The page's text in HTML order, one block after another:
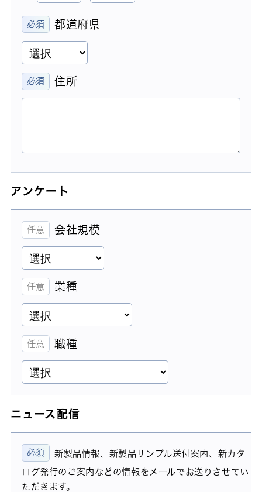
都道府県
住所
アンケート
会社規模
業種
職種
ニュース配信
新製品情報、新製品サンプル送付案内、新カタ
ログ発行のご案内などの情報をメールでお送りさせてい
ただきます。